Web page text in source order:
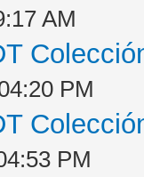
AM
PM
PM